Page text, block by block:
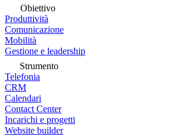
Obiettivo
Produttività
Comunicazione
Mobilità
Gestione e leadership
Strumento
Telefonia
CRM
Calendari
Contact Center
Incarichi e progetti
Website builder